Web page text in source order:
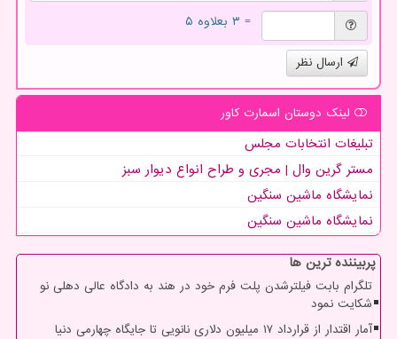
= ۳ بعلاوه ۵
ارسال نظر
لینک دوستان اسمارت كاور
تبلیغات انتخابات مجلس
مستر گرین وال | مجری و طراح انواع دیوار سبز
نمایشگاه ماشین سنگین
نمایشگاه ماشین سنگین
پربیننده ترین ها
تلگرام بابت فیلترشدن پلت فرم خود در هند به دادگاه عالی دهلی نو
شکایت نمود
آمار اقتدار از قرارداد ۱۷ میلیون دلاری نانویی تا جایگاه چهارمی دنیا